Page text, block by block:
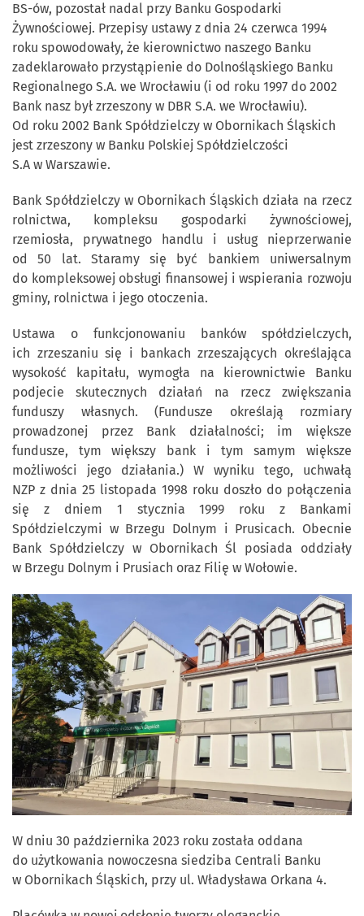
BS-ów, pozostał nadal przy Banku Gospodarki
Żywnościowej. Przepisy ustawy z dnia 24 czerwca 1994
roku spowodowały, że kierownictwo naszego Banku
zadeklarowało przystąpienie do Dolnośląskiego Banku
Regionalnego S.A. we Wrocławiu (i od roku 1997 do 2002
Bank nasz był zrzeszony w DBR S.A. we Wrocławiu).
Od roku 2002 Bank Spółdzielczy w Obornikach Śląskich
jest zrzeszony w Banku Polskiej Spółdzielczości
S.A w Warszawie.
Bank Spółdzielczy w Obornikach Śląskich działa na rzecz
rolnictwa, kompleksu gospodarki żywnościowej,
rzemiosła, prywatnego handlu i usług nieprzerwanie
od 50 lat. Staramy się być bankiem uniwersalnym
do kompleksowej obsługi finansowej i wspierania rozwoju
gminy, rolnictwa i jego otoczenia.
Ustawa o funkcjonowaniu banków spółdzielczych,
ich zrzeszaniu się i bankach zrzeszających określająca
wysokość kapitału, wymogła na kierownictwie Banku
podjecie skutecznych działań na rzecz zwiększania
funduszy własnych. (Fundusze określają rozmiary
prowadzonej przez Bank działalności; im większe
fundusze, tym większy bank i tym samym większe
możliwości jego działania.) W wyniku tego, uchwałą
NZP z dnia 25 listopada 1998 roku doszło do połączenia
się z dniem 1 stycznia 1999 roku z Bankami
Spółdzielczymi w Brzegu Dolnym i Prusicach. Obecnie
Bank Spółdzielczy w Obornikach Śl posiada oddziały
w Brzegu Dolnym i Prusiach oraz Filię w Wołowie.
W dniu 30 października 2023 roku została oddana
do użytkowania nowoczesna siedziba Centrali Banku
w Obornikach Śląskich, przy ul. Władysława Orkana 4.